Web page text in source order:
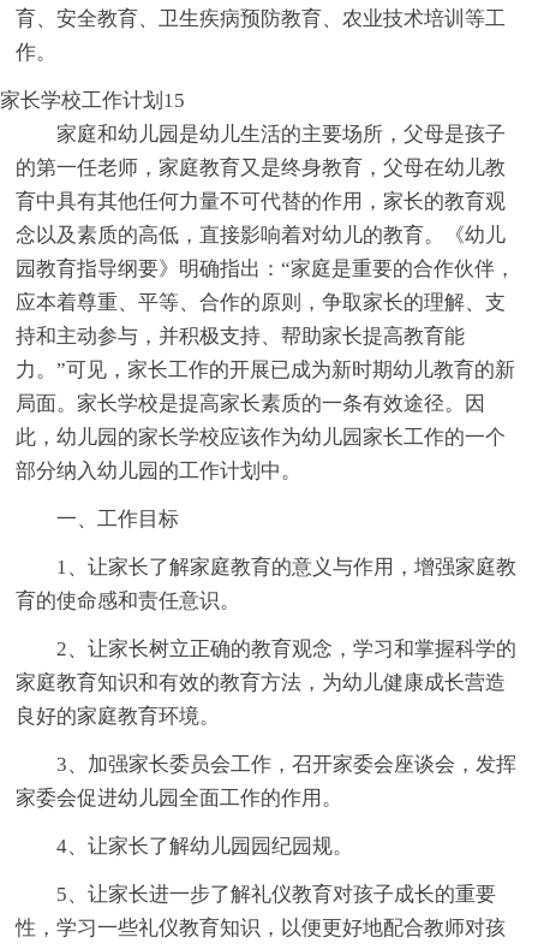
育、安全教育、卫生疾病预防教育、农业技术培训等工
作。
家长学校工作计划15
家庭和幼儿园是幼儿生活的主要场所，父母是孩子
的第一任老师，家庭教育又是终身教育，父母在幼儿教
育中具有其他任何力量不可代替的作用，家长的教育观
念以及素质的高低，直接影响着对幼儿的教育。《幼儿
园教育指导纲要》明确指出：“家庭是重要的合作伙伴，
应本着尊重、平等、合作的原则，争取家长的理解、支
持和主动参与，并积极支持、帮助家长提高教育能
力。”可见，家长工作的开展已成为新时期幼儿教育的新
局面。家长学校是提高家长素质的一条有效途径。因
此，幼儿园的家长学校应该作为幼儿园家长工作的一个
部分纳入幼儿园的工作计划中。
一、工作目标
1、让家长了解家庭教育的意义与作用，增强家庭教
育的使命感和责任意识。
2、让家长树立正确的教育观念，学习和掌握科学的
家庭教育知识和有效的教育方法，为幼儿健康成长营造
良好的家庭教育环境。
3、加强家长委员会工作，召开家委会座谈会，发挥
家委会促进幼儿园全面工作的作用。
4、让家长了解幼儿园园纪园规。
5、让家长进一步了解礼仪教育对孩子成长的重要
性，学习一些礼仪教育知识，以便更好地配合教师对孩